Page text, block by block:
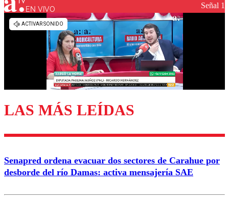
Los comentarios son moderados para garantizar un
diálogo respetuoso.
Enviar comentario
EN VIVO Señal 1
LAS MÁS LEÍDAS
Senapred ordena evacuar dos sectores de Carahue por
desborde del río Damas: activa mensajería SAE